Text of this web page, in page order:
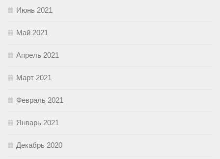
Июнь 2021
Май 2021
Апрель 2021
Март 2021
Февраль 2021
Январь 2021
Декабрь 2020